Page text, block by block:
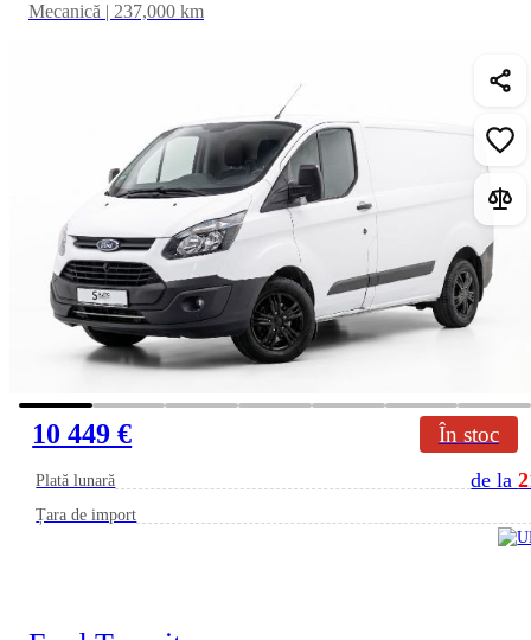
Mecanică | 237,000 km
10 449 € În stoc
Plată lunară de la
Țara de import